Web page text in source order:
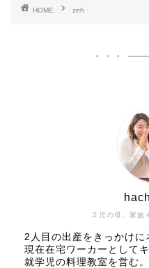
HOME zeh
２児の母、家族
2人目の出産をきっかけに
現在在宅ワーカーとして
就学児の料理教室を営む